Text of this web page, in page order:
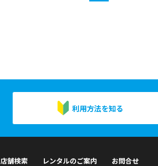
利用方法を知る
店舗検索 レンタルのご案内 お問合せ